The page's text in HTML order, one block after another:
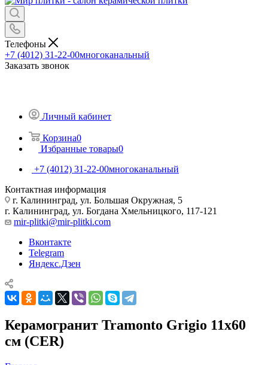
Телефоны
+7 (4012) 31-22-00многоканальный
Заказать звонок
Личный кабинет
Корзина0
Избранные товары0
+7 (4012) 31-22-00многоканальный
Контактная информация
г. Калининград, ул. Большая Окружная, 5
г. Калининград, ул. Богдана Хмельницкого, 117-121
mir-plitki@mir-plitki.com
Вконтакте
Telegram
Яндекс.Дзен
Керамогранит Tramonto Grigio 11x60
см (CER)